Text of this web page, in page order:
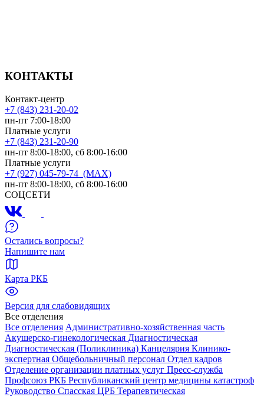
КОНТАКТЫ
Контакт-центр
+7 (843) 231-20-02
пн-пт 7:00-18:00
Платные услуги
+7 (843) 231-20-90
пн-пт 8:00-18:00, сб 8:00-16:00
Платные услуги
+7 (927) 045-79-74 (MAX)
пн-пт 8:00-18:00, сб 8:00-16:00
СОЦСЕТИ
Остались вопросы?
Напишите нам
Карта РКБ
Версия для слабовидящих
Все отделения
Все отделения Административно-хозяйственная часть
Акушерско-гинекологическая Диагностическая
Диагностическая (Поликлиника) Канцелярия Клинико-
экспертная Общебольничный персонал Отдел кадров
Отделение организации платных услуг Пресс-служба
Профсоюз РКБ Республиканский центр медицины катастроф
Руководство Спасская ЦРБ Терапевтическая